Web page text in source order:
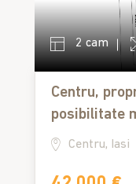
2 cam
Centru,
posibilitate
Centru, Iasi